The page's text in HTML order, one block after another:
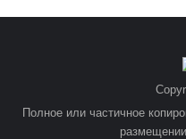
Полное или частичное